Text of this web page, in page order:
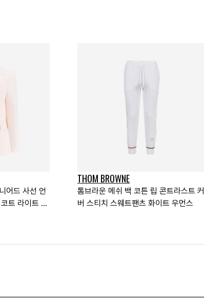
어드 사선 언
트 라이트 핑
THOM BROWNE
톰브라운 메쉬 백 코튼 립 콘트라스트 커
버 스티치 스웨트팬츠 화이트 우먼스